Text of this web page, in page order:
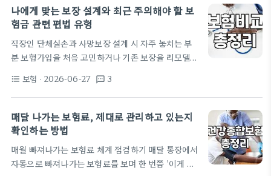
을 다루며, 계약 기간이 수십 년에 이르는 장기 보험부
채를 안고 가야 합니다. 그렇다 보니 자산을 굴릴 때도
해외 채권, 또는 항공기 리스 같은 장기 자산에 투자하
는 비중이 매우 높습니다. 최근 해외 부동산 자산 가치
하락으로 일부 생보사들이 자산 운용에서 곤혹을 치른
나에게 맞는 보장 설계와 최근 주의해야 할 보
험금 관련 편법 유형
직장인 단체실손과 사망보장 설계 시 자주 놓치는 부
분 보험가입을 처음 고민하거나 기존 보장을 리모델링
게 불필요한 보장이 끼어있는지 여부입니다. 특히 미
혼이거나 부양가족이 없는 상황임에도 질병사망보험
금이나 재해사망보험금 비중이 높게 책정되어 있다면
매월 납입하는 보험료 중 상당 부분이 낭비되고 있을
보장하기 위한 목적이 강하므로, 본인의 현재 가구 형
태에 맞춰 이 비중을 줄이고 실질적인 진단비나 수술
format_list_bulleted 보험 · 2026-06-27 textsms 3
매달 나가는 보험료, 제대로 관리하고 있는지
확인하는 방법
매월 빠져나가는 보험료 체계 점검하기 매달 통장에서
자동으로 빠져나가는 보험료를 보며 한 번쯤 '이게 정